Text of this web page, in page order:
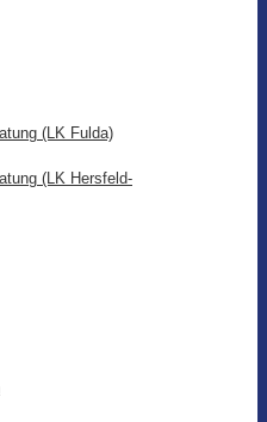
(LK Fulda)
(LK Hersfeld-